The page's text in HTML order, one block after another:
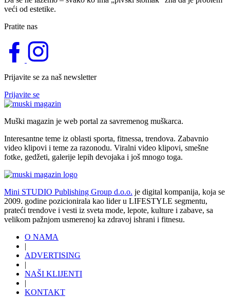
veći od estetike.
Pratite nas
Prijavite se za naš newsletter
Prijavite se
Muški magazin je web portal za savremenog muškarca.
Interesantne teme iz oblasti sporta, fitnessa, trendova. Zabavnio
video klipovi i teme za razonodu. Viralni video klipovi, smešne
fotke, gedžeti, galerije lepih devojaka i još mnogo toga.
Mini STUDIO Publishing Group d.o.o. je digital kompanija, koja se
2009. godine pozicionirala kao lider u LIFESTYLE segmentu,
prateći trendove i vesti iz sveta mode, lepote, kulture i zabave, sa
velikom pažnjom usmerenoj ka zdravoj ishrani i fitnesu.
O NAMA
|
ADVERTISING
|
NAŠI KLIJENTI
|
KONTAKT